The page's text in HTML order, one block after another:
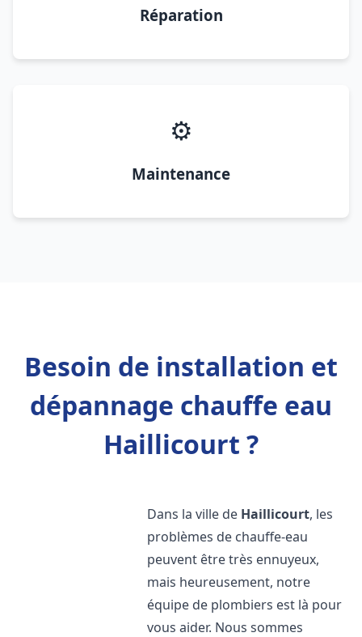
Réparation
⚙️
Maintenance
Besoin de installation et
dépannage chauffe eau
Haillicourt ?
Dans la ville de Haillicourt, les
problèmes de chauffe-eau
peuvent être très ennuyeux,
mais heureusement, notre
équipe de plombiers est là pour
vous aider. Nous sommes